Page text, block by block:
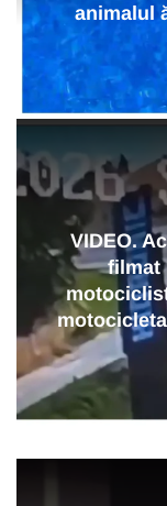
animalul
VIDEO.
filmat